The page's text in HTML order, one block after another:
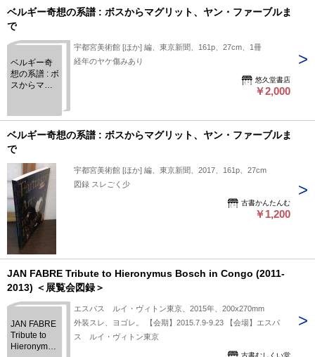
ベルギー奇想の系譜 : ボスからマグリット、ヤン・ファーブルま
で
ベルギー奇
想の系譜 : ボ
スからマグ
ブルまで
宇都宮美術館 [ほか] 編、東京新聞、161p、27cm、1冊
経年のヤケ傷みあり
悠久堂書店
￥2,000
ベルギー奇想の系譜 : ボスからマグリット、ヤン・ファーブルま
で
宇都宮美術館 [ほか] 編、東京新聞、2017、161p、27cm
図録 スレごく少
古書かんたんむ
￥1,200
JAN FABRE Tribute to Hieronymus Bosch in Congo (2011-
2013) ＜展覧会図録＞
JAN FABRE
Tribute to
Hieronymus
エスパス ルイ・ヴィトン東京、2015年、200x270mm
外装スレ、ヨゴレ。 【会期】2015.7.9-9.23 【会場】エスパ
ス ルイ・ヴィトン東京
古書むしくい堂